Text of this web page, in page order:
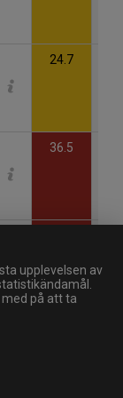
upplevelsen av
på att ta
24.7
36.5